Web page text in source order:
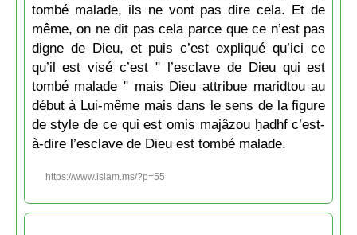
tombé malade, ils ne vont pas dire cela. Et de
même, on ne dit pas cela parce que ce n’est pas
digne de Dieu, et puis c’est expliqué qu’ici ce
qu’il est visé c’est " l’esclave de Dieu qui est
tombé malade " mais Dieu attribue mariḍtou au
début à Lui-même mais dans le sens de la figure
de style de ce qui est omis majâzou ḥadhf c’est-
à-dire l’esclave de Dieu est tombé malade.
https://www.islam.ms/?p=55